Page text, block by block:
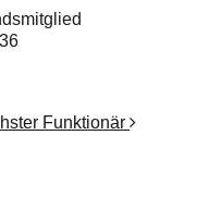
Funktionär